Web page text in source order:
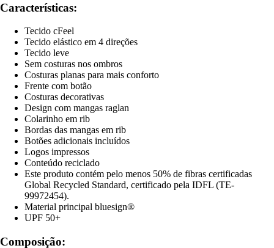
Características:
Tecido cFeel
Tecido elástico em 4 direções
Tecido leve
Sem costuras nos ombros
Costuras planas para mais conforto
Frente com botão
Costuras decorativas
Design com mangas raglan
Colarinho em rib
Bordas das mangas em rib
Botões adicionais incluídos
Logos impressos
Conteúdo reciclado
Este produto contém pelo menos 50% de fibras certificadas
Global Recycled Standard, certificado pela IDFL (TE-
99972454).
Material principal bluesign®
UPF 50+
Composição: